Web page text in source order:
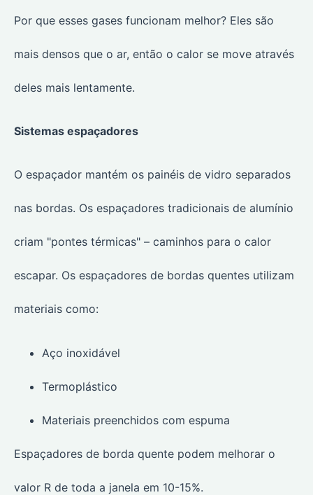
Por que esses gases funcionam melhor? Eles são
mais densos que o ar, então o calor se move através
deles mais lentamente.
Sistemas espaçadores
O espaçador mantém os painéis de vidro separados
nas bordas. Os espaçadores tradicionais de alumínio
criam "pontes térmicas" – caminhos para o calor
escapar. Os espaçadores de bordas quentes utilizam
materiais como:
Aço inoxidável
Termoplástico
Materiais preenchidos com espuma
Espaçadores de borda quente podem melhorar o
valor R de toda a janela em 10-15%.